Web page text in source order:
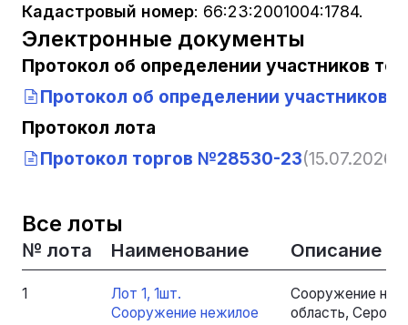
Кадастровый номер: 66:23:2001004:1784.
Электронные документы
Протокол об определении участников
Протокол об определении участников
Протокол лота
Протокол торгов №28530-23(15.07.2026,
Все лоты
№ лота Наименование Описание
1
Лот 1, 1шт.
Сооружение нежилое
Сооружение
область,